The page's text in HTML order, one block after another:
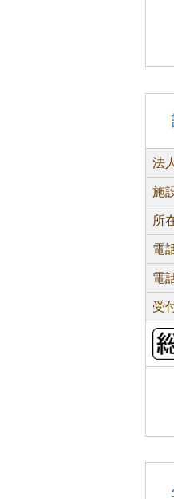
法
施
所
電
電
受